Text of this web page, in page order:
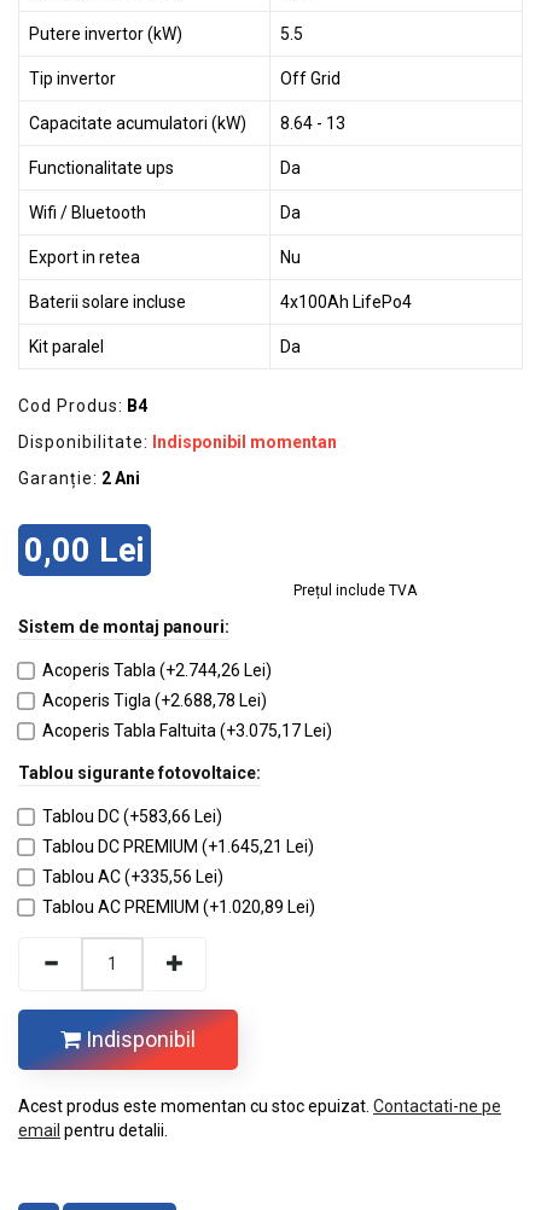
FOTOVOLTAICE
Putere invertor (kW) 5.5
Tip invertor Off Grid
Capacitate acumulatori (kW) 8.64 - 13
Functionalitate ups Da
Wifi / Bluetooth Da
Export in retea Nu
Baterii solare incluse 4x100Ah LifePo4
Kit paralel Da
Cod Produs: B4
Disponibilitate:
Indisponibil momentan
Garanție: 2 Ani
0,00 Lei
Prețul include TVA
Sistem de montaj panouri:
Acoperis Tabla (+2.744,26 Lei)
Acoperis Tigla (+2.688,78 Lei)
Acoperis Tabla Faltuita (+3.075,17 Lei)
Tablou sigurante fotovoltaice:
Tablou DC (+583,66 Lei)
Tablou DC PREMIUM (+1.645,21 Lei)
Tablou AC (+335,56 Lei)
Tablou AC PREMIUM (+1.020,89 Lei)
Indisponibil
Acest produs este momentan cu stoc epuizat. Contactati-ne pe
email pentru detalii.